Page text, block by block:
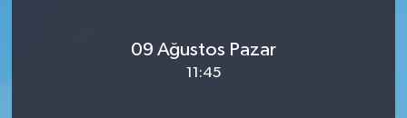
09 Ağustos Pazar
11:45
KÜLTÜR SANAT